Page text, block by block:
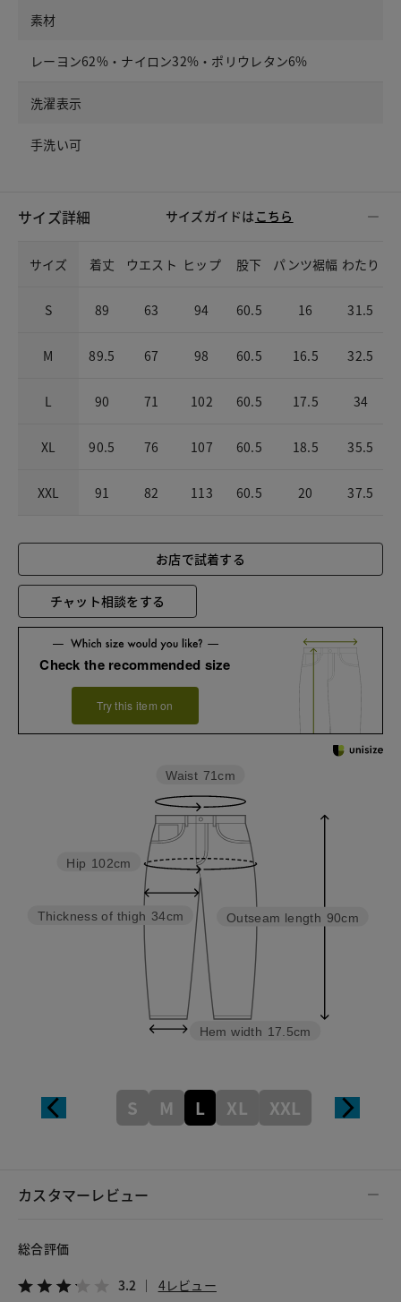
素材
レーヨン62%・ナイロン32%・ポリウレタン6%
洗濯表示
手洗い可
サイズ詳細 サイズガイドは こちら
サイズ 着丈 ウエスト ヒップ 股下 パンツ裾幅 わたり
S 89 63 94 60.5 16 31.5
M 89.5 67 98 60.5 16.5 32.5
L 90 71 102 60.5 17.5 34
XL 90.5 76 107 60.5 18.5 35.5
XXL 91 82 113 60.5 20 37.5
お店で試着する
チャット相談をする
Check the recommended size
Try this item on
Outseam length 90cm
Hem width 17.5cm
Thickness of thigh 34cm
Hip 102cm
Waist 71cm
S M L XL XXL
カスタマーレビュー
総合評価
3.2 4レビュー